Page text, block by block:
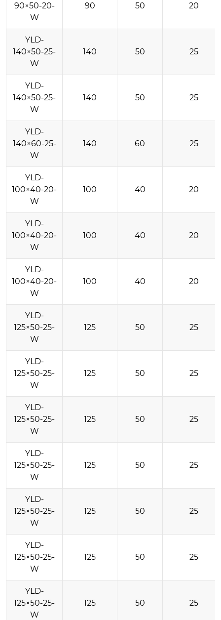
90×50-20-
W
90 50 20
YLD-
140×50-25-
W
140 50 25
YLD-
140×50-25-
W
140 50 25
YLD-
140×60-25-
W
140 60 25
YLD-
100×40-20-
W
100 40 20
YLD-
100×40-20-
W
100 40 20
YLD-
100×40-20-
W
100 40 20
YLD-
125×50-25-
W
125 50 25
YLD-
125×50-25-
W
125 50 25
YLD-
125×50-25-
W
125 50 25
YLD-
125×50-25-
W
125 50 25
YLD-
125×50-25-
W
125 50 25
YLD-
125×50-25-
W
125 50 25
YLD-
125×50-25-
W
125 50 25